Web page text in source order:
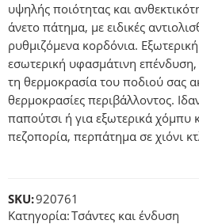
υψηλής ποιότητας και
άνετο πάτημα, με ειδικές
ρυθμιζόμενα κορδόνια.
εσωτερική υφασμάτινη
τη θερμοκρασία του ποδιού σας
θερμοκρασίες περιβάλλοντος.
παπούτσι ή για εξωτερικά χόμπυ
πεζοπορία, περπάτημα σε χιόνι
SKU:920761
Κατηγορία:Τσάντες και ένδυση